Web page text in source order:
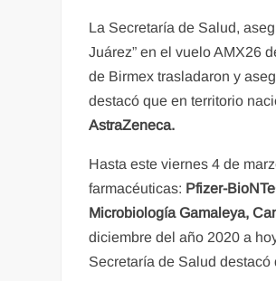
La Secretaría de Salud,
Juárez” en el vuelo AMX26
de Birmex trasladaron y
destacó que en territorio
AstraZeneca.
Hasta este viernes 4 de
farmacéuticas: Pfizer-
Microbiología Gamaleya,
diciembre del año 2020 a
Secretaría de Salud